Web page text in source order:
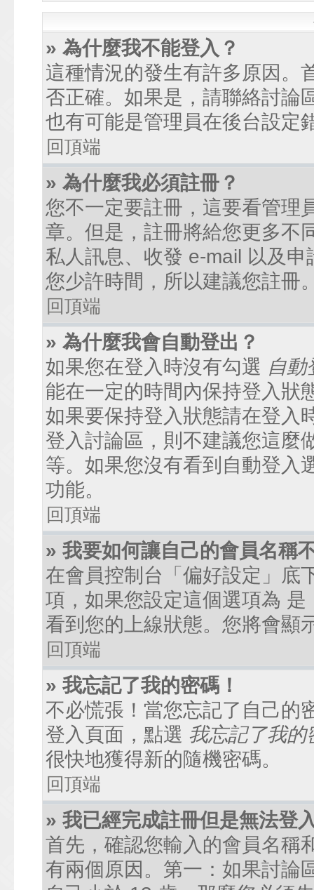
» 為什麼我不能登入？
這種情況的發生有許多原因。
否正確。如果是，請聯絡討論
也有可能是管理員在後台設定
回頂端
» 為什麼我必須註冊？
您不一定要註冊，這要看管理
章。但是，註冊將給您更多不
私人訊息、收發 e-mail 以及
您少許時間，所以建議您註冊
回頂端
» 為什麼我會自動登出？
如果您在登入時沒有勾選 自動
能在一定的時間內保持登入狀
如果要保持登入狀態請在登入
登入討論區，則不建議您這麼
等。如果您沒有看到自動登入
功能。
回頂端
» 我要如何讓自己的會員名稱
在會員控制台「偏好設定」底
項，如果您設定這個選項為 是
看到您的上線狀態。您將會顯
回頂端
» 我忘記了我的密碼！
不必慌張！當您忘記了自己的
登入頁面，點選 我忘記了我的
很快地獲得新的隨機密碼。
回頂端
» 我已經完成註冊但是無法登
首先，確認您輸入的會員名稱
有兩個原因。第一：如果討論